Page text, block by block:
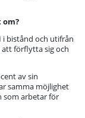
om?
i bistånd och utifrån
att förflytta sig och
av sin
samma möjlighet
som arbetar för